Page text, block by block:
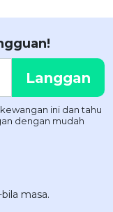
masa.